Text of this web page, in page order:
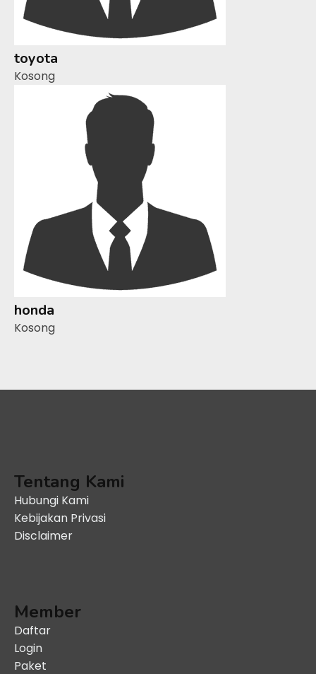
toyota
Kosong
honda
Kosong
Tentang Kami
Hubungi Kami
Kebijakan Privasi
Disclaimer
Member
Daftar
Login
Paket